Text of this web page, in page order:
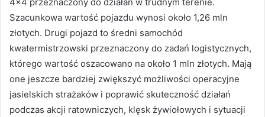
Szacunkowa wartość pojazdu wynosi około 1,26 mln
złotych. Drugi pojazd to średni samochód
kwatermistrzowski przeznaczony do zadań logistycznych,
którego wartość oszacowano na około 1 mln złotych. Mają
one jeszcze bardziej zwiększyć możliwości operacyjne
jasielskich strażaków i poprawić skuteczność działań
podczas akcji ratowniczych, klęsk żywiołowych i sytuacji